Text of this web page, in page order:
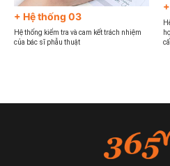
+ Hệ thống 03
Hệ thống kiểm tra và cam kết trách nhiệm
của bác sĩ phẫu thuật